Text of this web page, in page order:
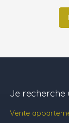
Je recherche
Vente